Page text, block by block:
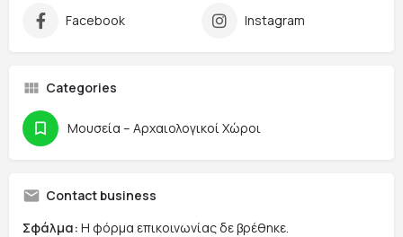
Facebook Instagram
Categories
Μουσεία – Αρχαιολογικοί Χώροι
Contact business
Σφάλμα: Η φόρμα επικοινωνίας δε βρέθηκε.